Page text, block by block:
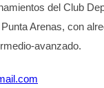
del Club
Arenas, con
avanzado.